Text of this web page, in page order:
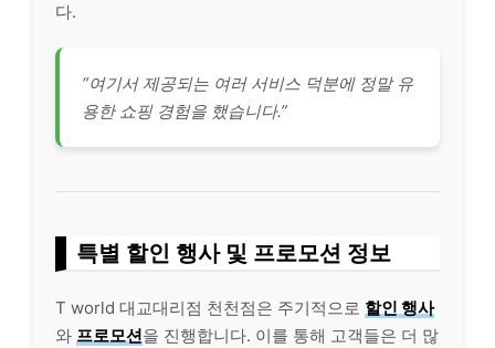
다.
“여기서 제공되는 여러 서비스 덕분에 정말 유
용한 쇼핑 경험을 했습니다.”
특별 할인 행사 및 프로모션 정보
T world 대교대리점 천천점은 주기적으로 할인 행사
와 프로모션을 진행합니다. 이를 통해 고객들은 더 많